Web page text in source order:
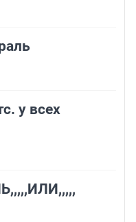
у всех